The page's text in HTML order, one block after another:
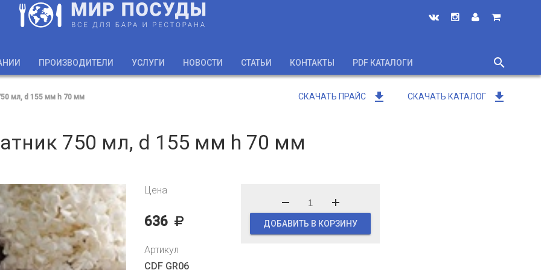
ПРОИЗВОДИТЕЛИ УСЛУГИ НОВОСТИ СТАТЬИ КОНТАКТЫ PDF КАТАЛОГИ
search
close
СКАЧАТЬ ПРАЙС get_app СКАЧАТЬ КАТАЛОГ get_app
мл, d 155 мм h 70 мм
750 мл, d 155 мм h 70 мм
Цена
636 ДОБАВИТЬ В КОРЗИНУ
Артикул
CDF GR06